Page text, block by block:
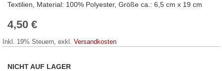
Textilien, Material: 100% Polyester, Größe ca.: 6,5 cm x 19 cm
4,50 €
Inkl. 19% Steuern, exkl. Versandkosten
NICHT AUF LAGER